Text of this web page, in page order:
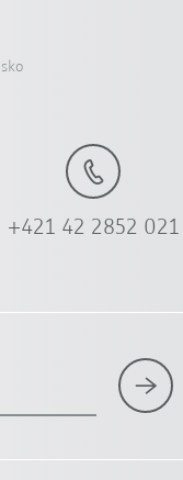
+421 42 2852 021